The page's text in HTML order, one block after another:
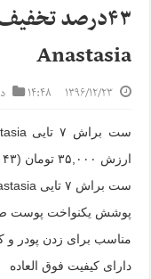
Anastasia
۱۳۹۶/۱۲/۲۳ ۱۴:۴۸
ست براش ۷ تایی Anastasia تنها با پرداخت
ارزش
تومان (۴۳ درصد تخفیف)
ست براش ۷ تایی Anastasiaست براش ۷ تایی آناستازیا
پوشش یکنواخت پوست
مناسب برای زدن پودر
دارای کیفیت فوق العاده